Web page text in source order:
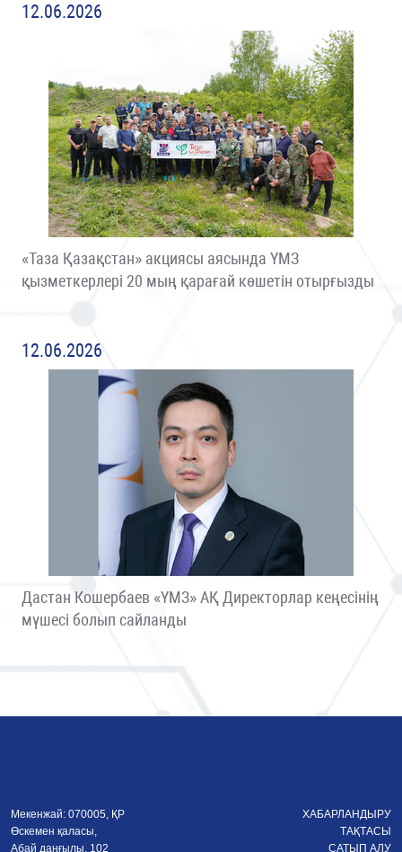
12.06.2026
«Таза Қазақстан» акциясы аясында ҮМЗ
қызметкерлері 20 мың қарағай көшетін отырғызды
12.06.2026
Дастан Кошербаев «ҮМЗ» АҚ Директорлар кеңесінің
мүшесі болып сайланды
Мекенжай: 070005, ҚР
Өскемен қаласы,
Абай даңғылы, 102
ХАБАРЛАНДЫРУ
ТАҚТАСЫ
САТЫП АЛУ